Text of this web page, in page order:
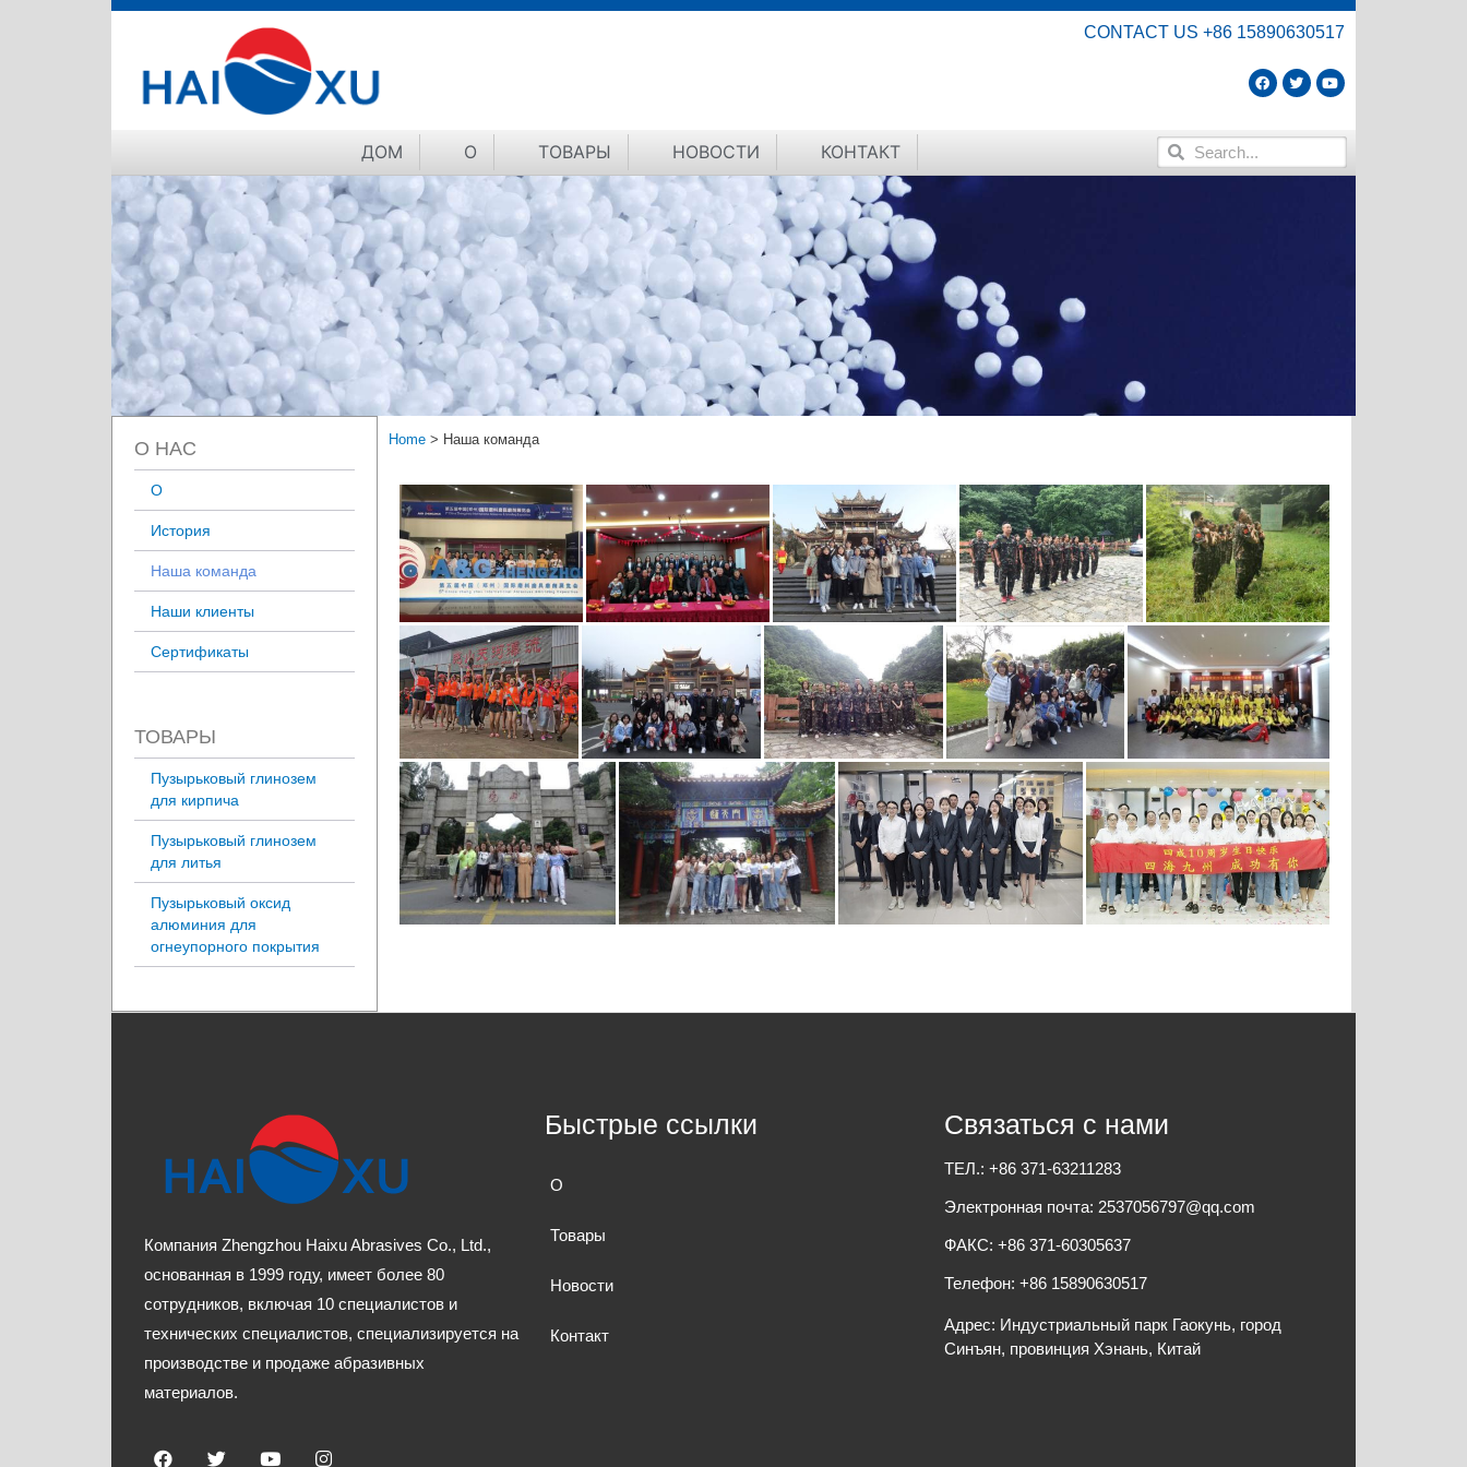
CONTACT US +86 15890630517
ДОМ О ТОВАРЫ НОВОСТИ КОНТАКТ
О НАС
О
История
Наша команда
Наши клиенты
Сертификаты
ТОВАРЫ
Пузырьковый глинозем
для кирпича
Пузырьковый глинозем
для литья
Пузырьковый оксид
алюминия для
огнеупорного покрытия
Home > Наша команда
Компания Zhengzhou Haixu Abrasives Co., Ltd.,
основанная в 1999 году, имеет более 80
сотрудников, включая 10 специалистов и
технических специалистов, специализируется на
производстве и продаже абразивных
материалов.
Быстрые ссылки
О
Товары
Новости
Контакт
Связаться с нами
ТЕЛ.: +86 371-63211283
Электронная почта: 2537056797@qq.com
ФАКС: +86 371-60305637
Телефон: +86 15890630517
Адрес: Индустриальный парк Гаокунь, город
Синъян, провинция Хэнань, Китай